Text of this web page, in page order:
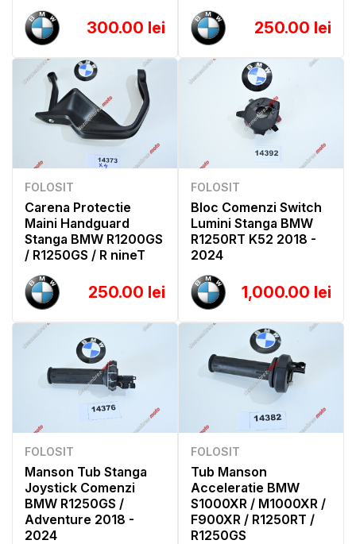
300.00 lei 250.00 lei
FOLOSIT
Carena Protectie
Maini Handguard
Stanga BMW R1200GS
/ R1250GS / R nineT
250.00 lei
FOLOSIT
Bloc Comenzi Switch
Lumini Stanga BMW
R1250RT K52 2018 -
2024
1,000.00 lei
FOLOSIT
Manson Tub Stanga
Joystick Comenzi
BMW R1250GS /
Adventure 2018 -
2024
FOLOSIT
Tub Manson
Acceleratie BMW
S1000XR / M1000XR /
F900XR / R1250RT /
R1250GS